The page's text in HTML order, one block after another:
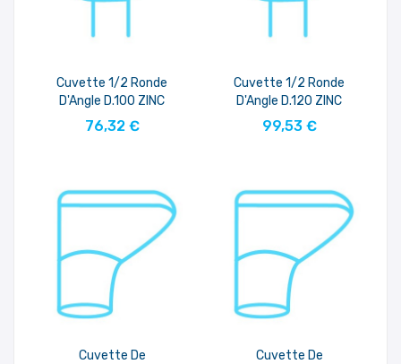
Cuvette 1/2 Ronde
D'Angle D.100 ZINC
76,32 €
Cuvette 1/2 Ronde
D'Angle D.120 ZINC
99,53 €
Cuvette De
Cuvette De